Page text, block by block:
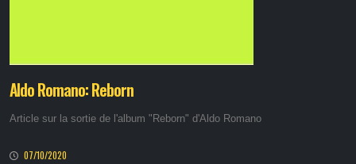
Aldo Romano: Reborn
Article sur la sortie de l'album "Reborn" d'Aldo Romano
07/10/2020